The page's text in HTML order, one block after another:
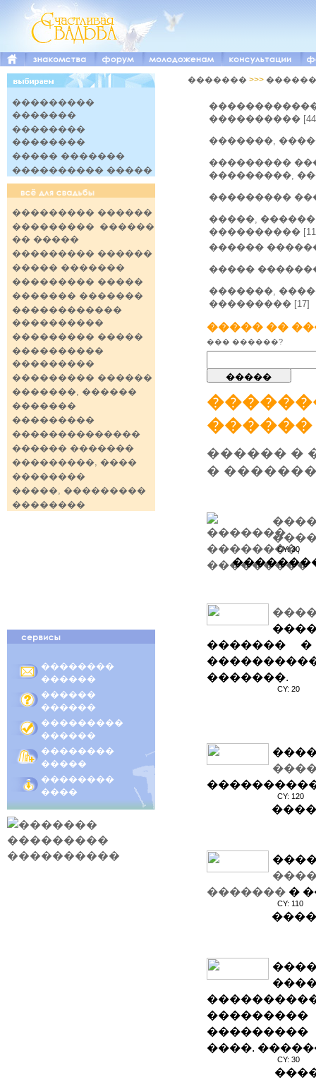
���������
�������
��������
��������
����� �������
���������� �����
��������� ������
��������� ������
�� �����
��������� ������
����� �������
��������� �����
������� �������
������������
����������
��������� �����
����������
���������
��������� ������
�������, ������
�������
���������
��������������
������ �������
���������, ����
��������
�����, ���������
��������
��������
������
������
������
���������
������
��������
�����
��������
����
������� >>>
����������
�������,
���������
���������,
���������
�����,
����������
������
�����
�������,
��������� [17]
����� ��
��� ������?
������
������ �
�
CY: 30
�������
�������.
CY: 20
CY: 120
������� �
CY: 110
���������
����.
CY: 30